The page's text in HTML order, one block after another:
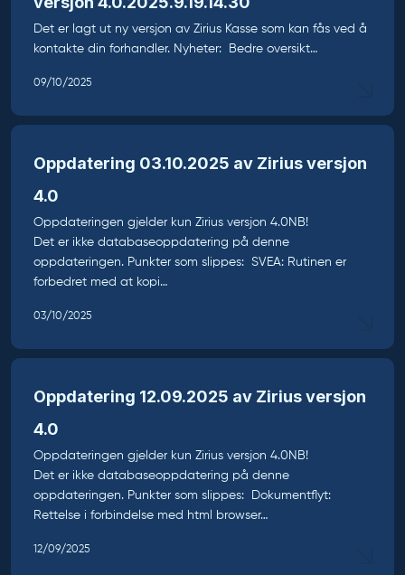
Det er lagt ut ny versjon av Zirius Kasse som kan fås ved å
kontakte din forhandler. Nyheter: Bedre oversikt…
09/10/2025
Oppdatering 03.10.2025 av Zirius versjon
4.0
Oppdateringen gjelder kun Zirius versjon 4.0NB!
Det er ikke databaseoppdatering på denne
oppdateringen. Punkter som slippes: SVEA: Rutinen er
forbedret med at kopi…
03/10/2025
Oppdatering 12.09.2025 av Zirius versjon
4.0
Oppdateringen gjelder kun Zirius versjon 4.0NB!
Det er ikke databaseoppdatering på denne
oppdateringen. Punkter som slippes: Dokumentflyt:
Rettelse i forbindelse med html browser…
12/09/2025